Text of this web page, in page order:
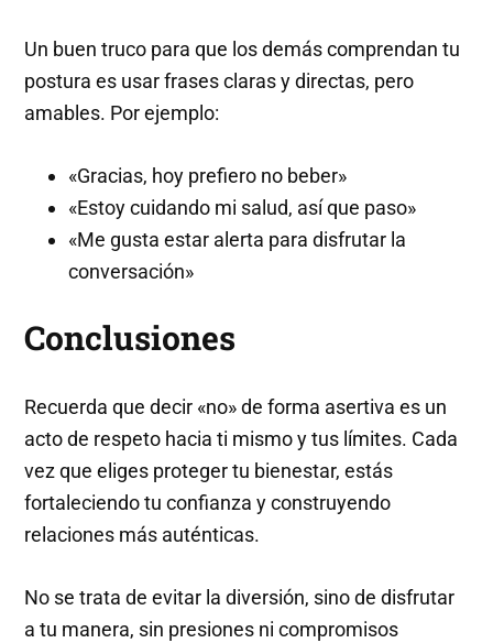
Un buen truco para que los demás comprendan tu
postura es usar frases claras y directas, pero
amables. Por ejemplo:
«Gracias, hoy prefiero no beber»
«Estoy cuidando mi salud, así que paso»
«Me gusta estar alerta para disfrutar la
conversación»
Conclusiones
Recuerda que decir «no» de forma asertiva es un
acto de respeto hacia ti mismo y tus límites. Cada
vez que eliges proteger tu bienestar, estás
fortaleciendo tu confianza y construyendo
relaciones más auténticas.
No se trata de evitar la diversión, sino de disfrutar
a tu manera, sin presiones ni compromisos